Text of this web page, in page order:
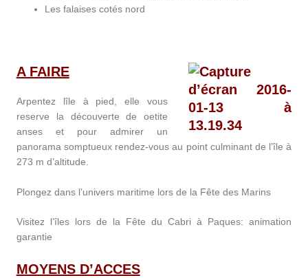
Les falaises cotés nord
A FAIRE
Arpentez lîle à pied, elle vous
reserve la découverte de oetite
anses et pour admirer un
panorama somptueux rendez-vous au point culminant de l’île à
273 m d’altitude.
Plongez dans l’univers maritime lors de la Fête des Marins
Visitez l’îles lors de la Fête du Cabri à Paques: animation
garantie
MOYENS D’ACCES